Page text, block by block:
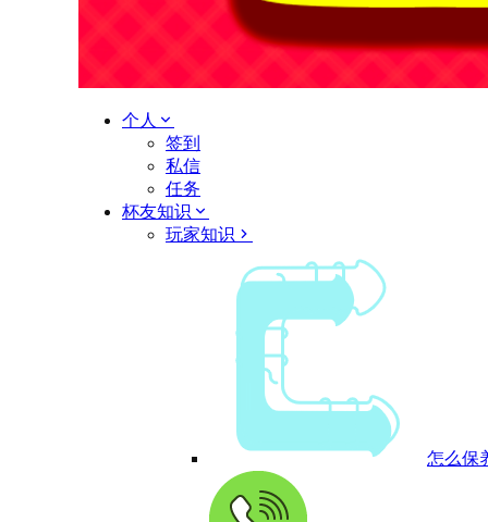
个人
签到
私信
任务
杯友知识
玩家知识
怎么保